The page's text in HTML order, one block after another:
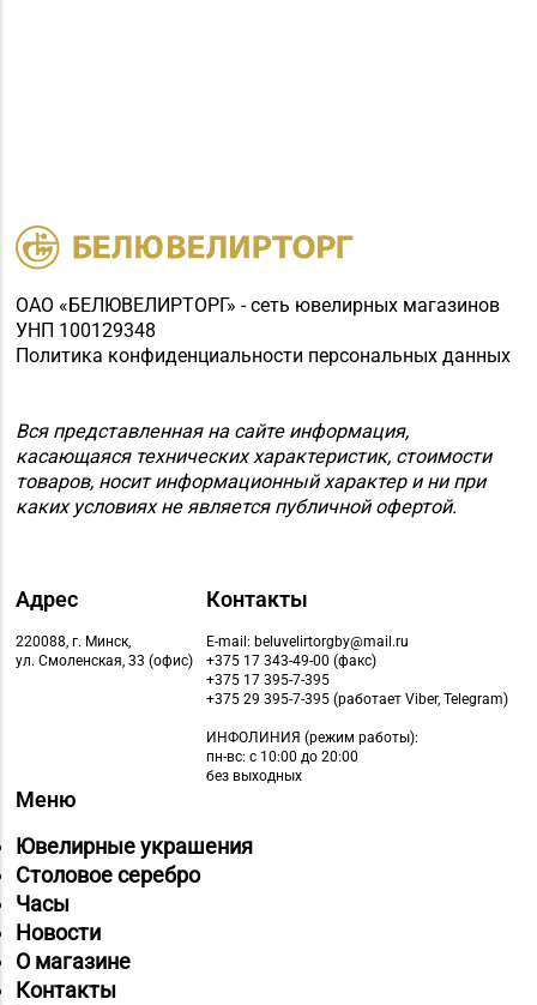
ОАО «БЕЛЮВЕЛИРТОРГ» - сеть ювелирных магазинов
УНП 100129348
Политика конфиденциальности персональных данных
Вся представленная на сайте информация,
касающаяся технических характеристик, стоимости
товаров, носит информационный характер и ни при
каких условиях не является публичной офертой.
Адрес
220088, г. Минск,
ул. Смоленская, 33 (офис)
Контакты
E-mail: beluvelirtorgby@mail.ru
+375 17 343-49-00 (факс)
+375 17 395-7-395
+375 29 395-7-395 (работает Viber, Telegram)
ИНФОЛИНИЯ (режим работы):
пн-вс: с 10:00 до 20:00
без выходных
Меню
Ювелирные украшения
Столовое серебро
Часы
Новости
О магазине
Контакты